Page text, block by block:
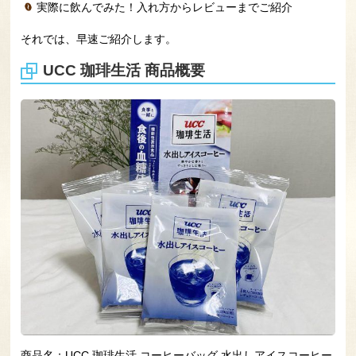
実際に飲んでみた！入れ方からレビューまでご紹介
それでは、早速ご紹介します。
UCC 珈琲生活 商品概要